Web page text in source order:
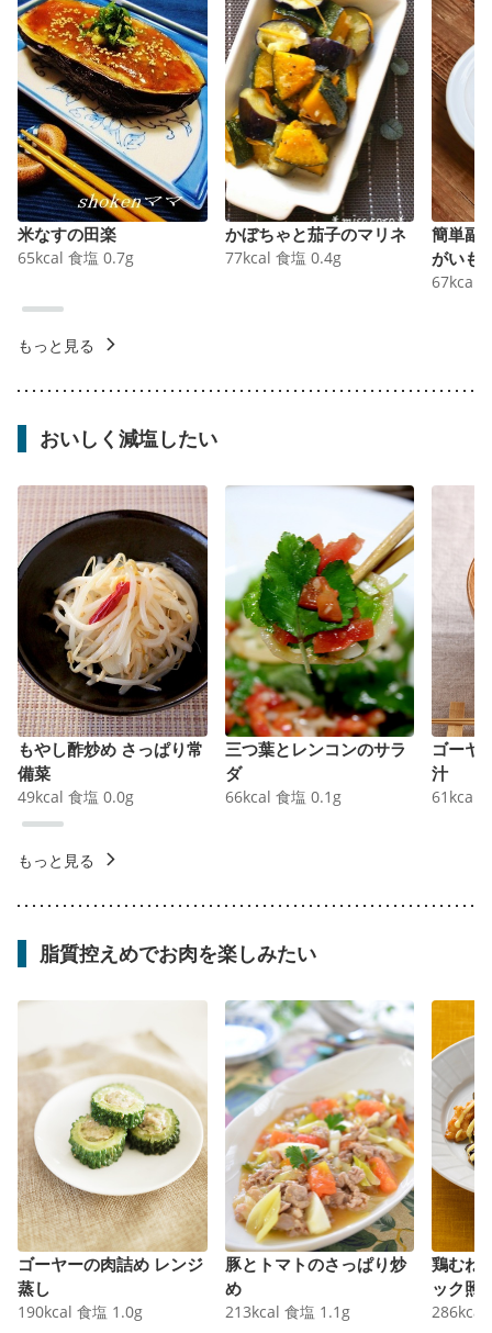
米なすの田楽
65kcal 食塩 0.7g
かぼちゃと茄子のマリネ
77kcal 食塩 0.4g
簡単副
がいも
67kcal
もっと見る
おいしく減塩したい
もやし酢炒め さっぱり常
備菜
49kcal 食塩 0.0g
三つ葉とレンコンのサラ
ダ
66kcal 食塩 0.1 g
ゴーヤ
汁
61 kcal
もっと見る
脂質控えめでお肉を楽しみたい
ゴーヤーの肉詰め レンジ
蒸し
190kcal 食塩 1.0g
豚とトマトのさっぱり炒
め
213kcal 食塩 1.1 g
鶏むね
ック照
286kcal